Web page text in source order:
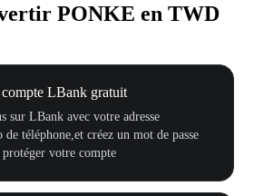
PONKE en TWD
LBank gratuit
sur LBank avec votre adresse
téléphone,et créez un mot de passe
protéger votre compte